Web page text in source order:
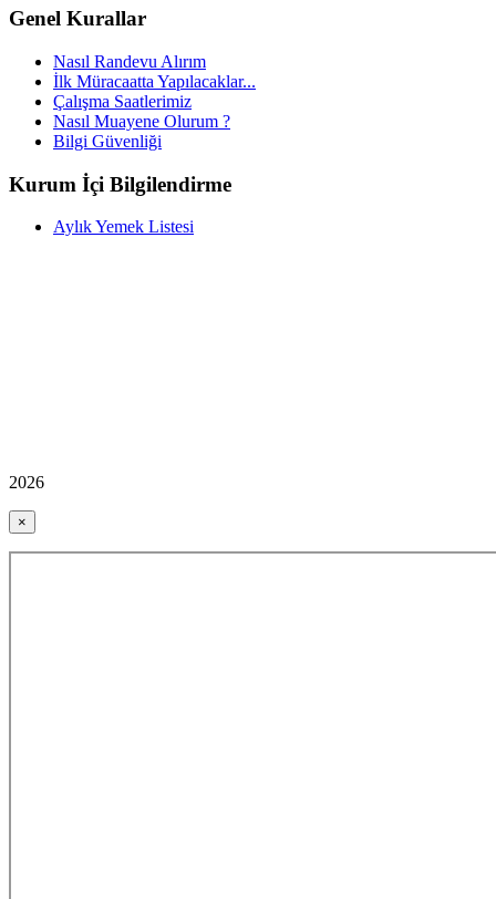
Genel Kurallar
Nasıl Randevu Alırım
İlk Müracaatta Yapılacaklar...
Çalışma Saatlerimiz
Nasıl Muayene Olurum ?
Bilgi Güvenliği
Kurum İçi Bilgilendirme
Aylık Yemek Listesi
2026
×